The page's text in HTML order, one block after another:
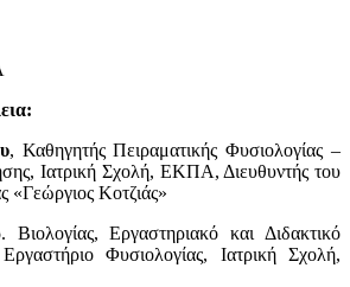
, Καθηγητής Πειραματικής Φυσιολογίας –
Ιατρική Σχολή, ΕΚΠΑ, Διευθυντής του
«Γεώργιος Κοτζιάς»
Εργαστηριακό και Διδακτικό
Φυσιολογίας, Ιατρική Σχολή,